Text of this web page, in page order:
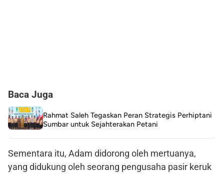
Baca Juga
Rahmat Saleh Tegaskan Peran Strategis Perhiptani
Sumbar untuk Sejahterakan Petani
Sementara itu, Adam didorong oleh mertuanya,
yang didukung oleh seorang pengusaha pasir keruk